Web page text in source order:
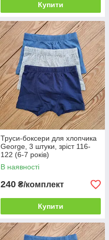
Купити
Труси-боксери для хлопчика
George, 3 штуки, зріст 116-
122 (6-7 років)
В наявності
240 ₴/комплект
Купити